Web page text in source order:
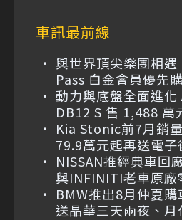
車訊最前線
與世界頂尖樂團相
Pass 白金會員優先
動力與底盤全面進
DB12 S 售 1,488 萬
Kia Stonic前7月銷
79.9萬元起再送電子
NISSAN推經典車回
與INFINITI老車原廠
BMW推出8月仲夏
送晶華三天兩夜、